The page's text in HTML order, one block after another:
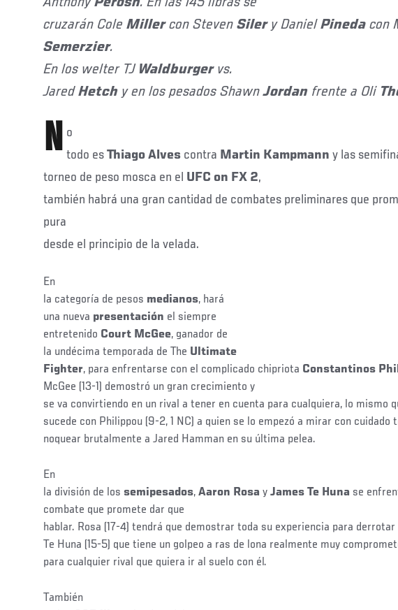
cruzarán Cole Millercon Steven Silery DanielPineda con
Semerzier.
En los welter TJ Waldburgervs.
JaredHetch y en los pesados ShawnJordan frente a Oli
N o
todo es Thiago Alves contra Martin Kampmann y las
torneo de peso mosca en el UFC on FX 2,
también habrá una gran cantidad de combates preliminares que
pura
desde el principio de la velada.
En
la categoría de pesos medianos, hará
una nueva presentación el siempre
entretenido Court McGee, ganador de
la undécima temporada de The Ultimate
Fighter, para enfrentarse con el complicado chipriota Constantinos
McGee (13-1) demostró un gran crecimiento y
se va convirtiendo en un rival a tener en cuenta para cualquiera, lo mismo
sucede con Philippou (9-2, 1 NC) a quien se lo empezó a mirar con cuidado
noquear brutalmente a Jared Hamman en su última pelea.
En
la división de los semipesados, Aaron Rosa y James Te Huna se
combate que promete dar que
hablar. Rosa (17-4) tendrá que demostrar toda su experiencia para derrotar
Te Huna (15-5) que tiene un golpeo a ras de lona realmente muy
para cualquier rival que quiera ir al suelo con él.
También